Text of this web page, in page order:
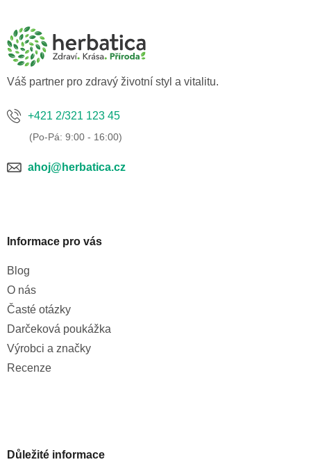
a
Váš partner pro zdravý životní styl a vitalitu.
+421 2/321 123 45
ahoj@herbatica.cz
Informace pro vás
Blog
O nás
Časté otázky
Darčeková poukážka
Výrobci a značky
Recenze
Důležité informace